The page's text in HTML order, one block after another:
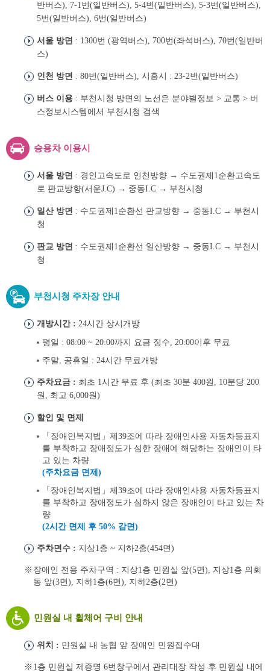
반버스), 7-1번(일반버스), 5-4번(일반버스), 5-3번(일반버스),
5번(일반버스), 6번(일반버스)
서울 방면 : 1300번 (광역버스), 700번(좌석버스), 70번(일반버
스)
인천 방면 : 80번(일반버스), 시흥시 : 23-2번(일반버스)
버스 이용 : 부천시청 방면의 노선은 분야별정보 > 교통 > 버
스정보시스템에서 부천시청 검색
승용차 이용시
서울 방면 : 경인고속도로 인천방향 → 수도권제1순환고속도
로 판교방향(서운J.C) → 중동I.C → 부천시청
일산 방면 : 수도권제1순환선 판교방향 → 중동I.C → 부천시
청
판교 방면 : 수도권제1순환선 일산방향 → 중동I.C → 부천시
청
부천시청 주차장 안내
개방시간 : 24시간 상시개방
평일 : 08:00 ~ 20:00까지 요금 징수, 20:00이후 무료
주말, 공휴일 : 24시간 무료개방
주차요금 : 최초 1시간 무료 후 (최초 30분 400원, 10분당 200
원, 최고 6,000원)
할인 및 면제
「장애인복지법」제39조에 따라 장애인사용 자동차등표지
를 부착하고 장애정도가 심한 장애에 해당하는 장애인이 타
고 있는 차량
(주차요금 면제)
「장애인복지법」제39조에 따라 장애인사용 자동차등표지
를 부착하고 장애정도가 심하지 않은 장애인이 타고 있는 차
량
(2시간 면제 후 50% 감면)
주차면수 : 지상1층 ~ 지하2층(454면)
장애인 전용 주차구역 : 지상1층 민원실 앞(5면), 지상1층 의회
동 앞(3면), 지하1층(6면), 지하2층(2면)
민원실 내 휠체어 구비 안내
위치 : 민원실 내 농협 앞 장애인 민원접수대
1층 민원실 제증명 6번창구에서 관리대장 작성 후 민원실 내에